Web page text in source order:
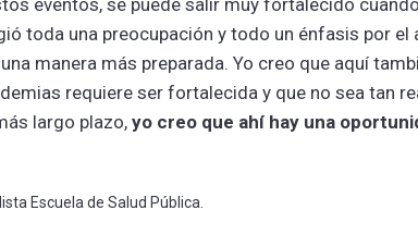
eventos, se puede salir muy fortalecido
toda una preocupación y todo un énfasis por el
manera más preparada. Yo creo que aquí
requiere ser fortalecida y que no sea tan
largo plazo, yo creo que ahí hay una
Escuela de Salud Pública.